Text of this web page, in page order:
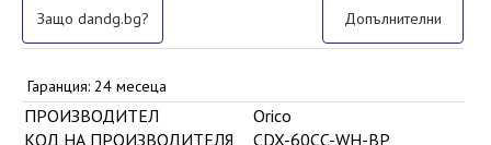
Защо dandg.bg? Допълнителни
Гаранция: 24 месеца
ПРОИЗВОДИТЕЛ
Orico
КОД НА ПРОИЗВОДИТЕЛЯ
CDX-60CC-WH-BP